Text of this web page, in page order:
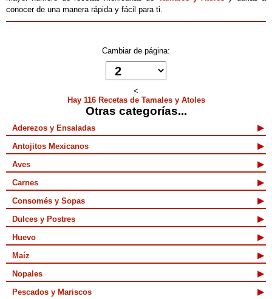
conocer de una manera rápida y fácil para ti.
Cambiar de página:
<
Hay 116 Recetas de Tamales y Atoles
Otras categorías...
Aderezos y Ensaladas
Antojitos Mexicanos
Aves
Carnes
Consomés y Sopas
Dulces y Postres
Huevo
Maíz
Nopales
Pescados y Mariscos